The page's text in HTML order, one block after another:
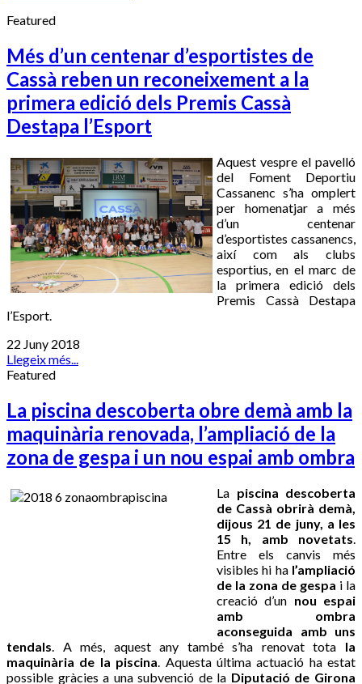
Featured
Més d’un centenar d’esportistes de
Cassà reben un reconeixement a la
primera edició dels Premis Cassà
Destapa l’Esport
Aquest vespre el pavelló
del Foment Deportiu
Cassanenc s’ha omplert
per homenatjar a més
d’un centenar
d’esportistes cassanencs,
així com als clubs
esportius, en el marc de
la primera edició dels
Premis Cassà Destapa
l’Esport.
22 Juny 2018
Llegeix més...
Featured
La piscina descoberta obre demà amb la
maquinària renovada, l’ampliació de la
zona de gespa i un nou espai amb ombra
La piscina descoberta
de Cassà obrirà demà,
dijous 21 de juny, a les
15 h, amb novetats
Entre els canvis més
visibles hi ha l’ampliació
de la zona de gespa i la
creació d’un nou espai
amb ombra
aconseguida amb uns
tendals . A més, aquest any també s’ha renovat tota la
maquinària de la piscina . Aquesta última actuació ha estat
possible gràcies a una subvenció de la Diputació de Girona